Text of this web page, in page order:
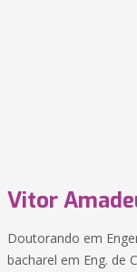
Vitor
Doutorando em
bacharel em Eng. de